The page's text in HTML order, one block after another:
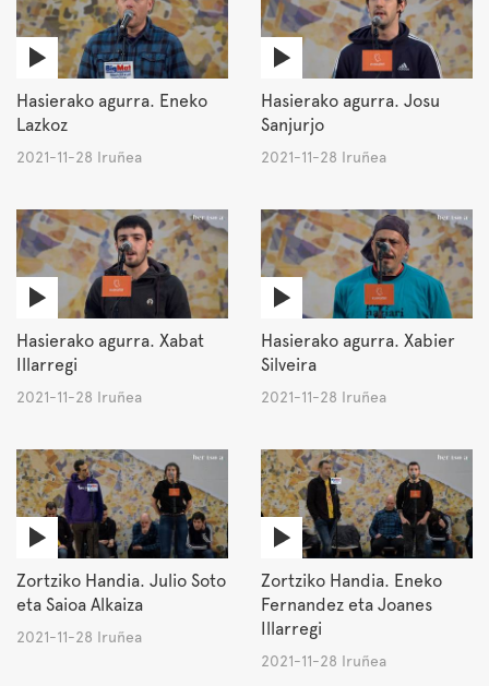
Hasierako agurra. Eneko
Lazkoz
2021-11-28 Iruñea
Hasierako agurra. Josu
Sanjurjo
2021-11-28 Iruñea
Hasierako agurra. Xabat
Illarregi
2021-11-28 Iruñea
Hasierako agurra. Xabier
Silveira
2021-11-28 Iruñea
Zortziko Handia. Julio Soto
eta Saioa Alkaiza
2021-11-28 Iruñea
Zortziko Handia. Eneko
Fernandez eta Joanes
Illarregi
2021-11-28 Iruñea